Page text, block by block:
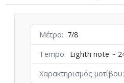
Μέτρο
7/8
Tempo
Eighth note ~
Χαρακτηρισμός μοτίβου